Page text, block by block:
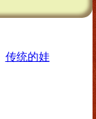
传统的娃